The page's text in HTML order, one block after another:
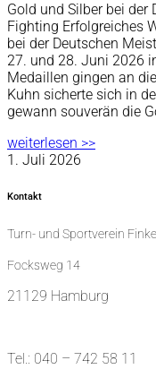
Gold und Silber bei
Fighting Erfolgreiches
bei der Deutschen
27. und 28. Juni 2026
Medaillen gingen an
Kuhn sicherte sich in
gewann souverän die
weiterlesen >>
1. Juli 2026
Kontakt
Turn- und Sportverein
Focksweg 14
21129 Hamburg
Tel.: 040 – 742 58 11